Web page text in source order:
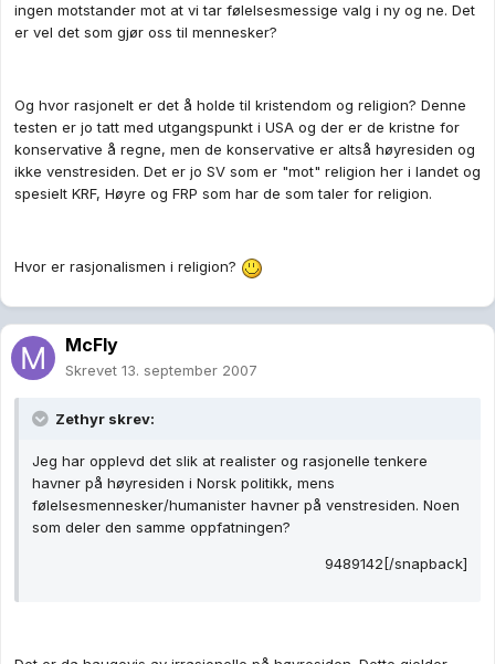
ingen motstander mot at vi tar følelsesmessige valg i ny og ne. Det
er vel det som gjør oss til mennesker?
Og hvor rasjonelt er det å holde til kristendom og religion? Denne
testen er jo tatt med utgangspunkt i USA og der er de kristne for
konservative å regne, men de konservative er altså høyresiden og
ikke venstresiden. Det er jo SV som er "mot" religion her i landet og
spesielt KRF, Høyre og FRP som har de som taler for religion.
Hvor er rasjonalismen i religion?
McFly
Skrevet 13. september 2007
Zethyr skrev:
Jeg har opplevd det slik at realister og rasjonelle tenkere
havner på høyresiden i Norsk politikk, mens
følelsesmennesker/humanister havner på venstresiden. Noen
som deler den samme oppfatningen?
9489142[/snapback]